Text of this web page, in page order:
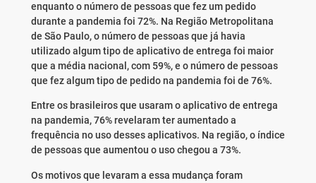
enquanto o número de pessoas que fez um pedido
durante a pandemia foi 72%. Na Região Metropolitana
de São Paulo, o número de pessoas que já havia
utilizado algum tipo de aplicativo de entrega foi maior
que a média nacional, com 59%, e o número de pessoas
que fez algum tipo de pedido na pandemia foi de 76%.
Entre os brasileiros que usaram o aplicativo de entrega
na pandemia, 76% revelaram ter aumentado a
frequência no uso desses aplicativos. Na região, o índice
de pessoas que aumentou o uso chegou a 73%.
Os motivos que levaram a essa mudança foram